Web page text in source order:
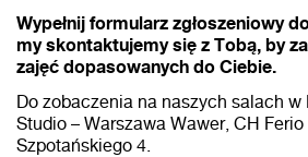
Wypełnij formularz zgłoszeniowy
my skontaktujemy się z Tobą, by
zajęć dopasowanych do Ciebie.
Do zobaczenia na naszych salach w
Studio – Warszawa Wawer, CH
Szpotańskiego 4.